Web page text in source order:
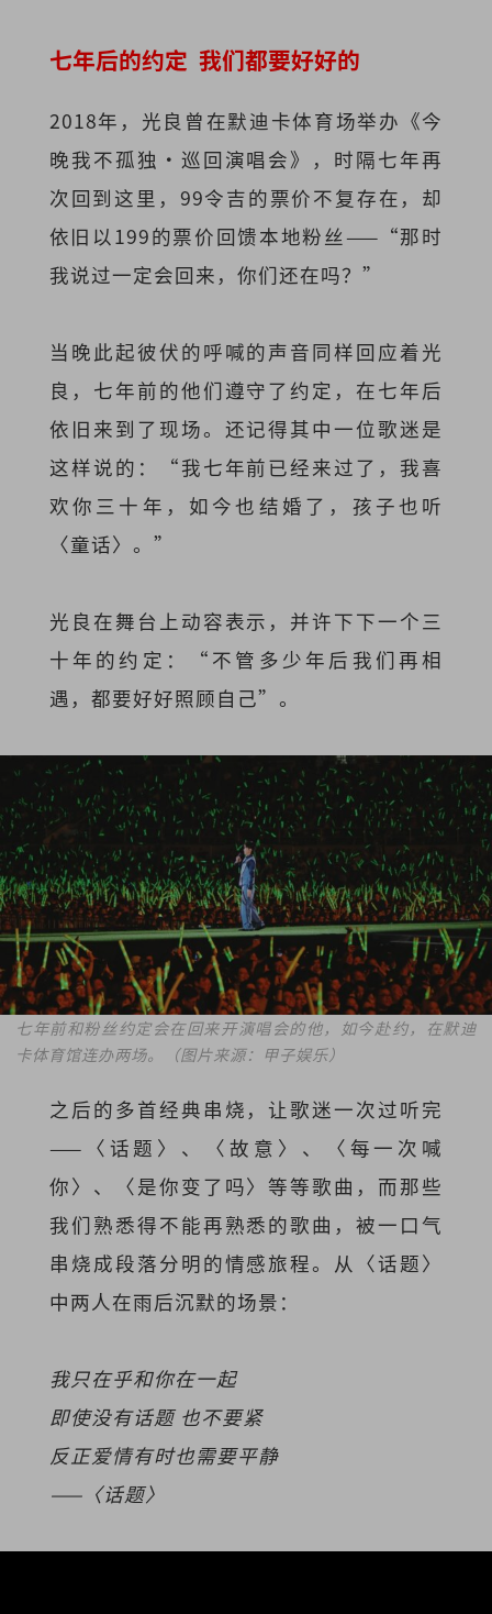
七年后的约定 我们都要好好的
2018年，光良曾在默迪卡体育场举办《今
晚我不孤独·巡回演唱会》，时隔七年再
次回到这里，99令吉的票价不复存在，却
依旧以199的票价回馈本地粉丝——“那时
我说过一定会回来，你们还在吗？”
当晚此起彼伏的呼喊的声音同样回应着光
良，七年前的他们遵守了约定，在七年后
依旧来到了现场。还记得其中一位歌迷是
这样说的：“我七年前已经来过了，我喜
欢你三十年，如今也结婚了，孩子也听
〈童话〉。”
光良在舞台上动容表示，并许下下一个三
十年的约定：“不管多少年后我们再相
遇，都要好好照顾自己”。
七年前和粉丝约定会在回来开演唱会的他，如今赴约，在默迪
卡体育馆连办两场。（图片来源：甲子娱乐）
之后的多首经典串烧，让歌迷一次过听完
——〈话题〉、〈故意〉、〈每一次喊
你〉、〈是你变了吗〉等等歌曲，而那些
我们熟悉得不能再熟悉的歌曲，被一口气
串烧成段落分明的情感旅程。从〈话题〉
中两人在雨后沉默的场景：
我只在乎和你在一起
即使没有话题 也不要紧
反正爱情有时也需要平静
——〈话题〉